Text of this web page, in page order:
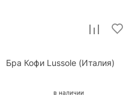
Бра Кофи Lussole (Италия)
в наличии